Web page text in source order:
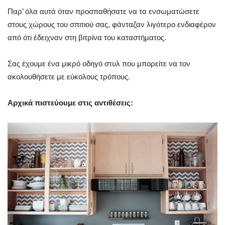
Παρ’ όλα αυτά όταν προσπαθήσατε να τα ενσωματώσετε
στους χώρους του σπιτιού σας, φάνταζαν λιγότερο ενδιαφέρον
από ότι έδειχναν στη βιτρίνα του καταστήματος.
Σας έχουμε ένα μικρό οδηγό στυλ που μπορείτε να τον
ακολουθήσετε με εύκολους τρόπους.
Αρχικά πιστεύουμε στις αντιθέσεις: